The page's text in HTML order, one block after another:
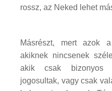
rossz, az Neked lehet
Másrészt, mert azok
akiknek nincsenek
akik csak bizonyos
jogosultak, vagy csak